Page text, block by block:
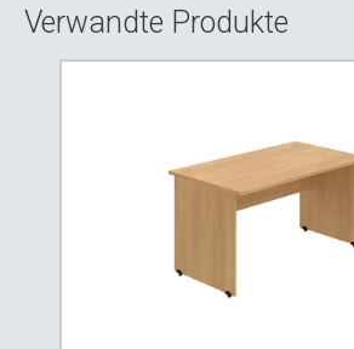
Verwandte Produkte